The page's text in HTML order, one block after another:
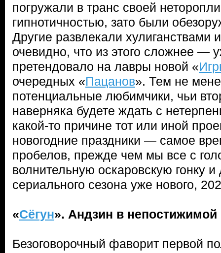
погружали в транс своей
гипнотичностью, зато были
Другие развлекали хулиганствами
очевидно, что из этого сложнее —
претендовало на лавры новой «
очередных «Пацанов». Тем не
потенциальные любимчики, чьи
наверняка будете ждать с
какой-то причине тот или иной
новогодние праздники — самое
пробелов, прежде чем мы все с
волнительную оскаровскую гонку
сериального сезона уже нового,
«Сёгун». Андзин в непостижимой
Безоговорочный фаворит первой